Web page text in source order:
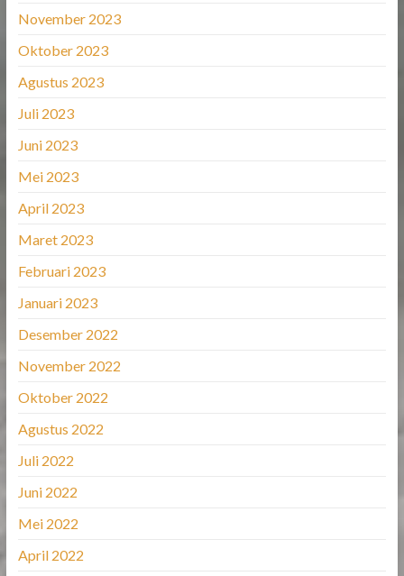
November 2023
Oktober 2023
Agustus 2023
Juli 2023
Juni 2023
Mei 2023
April 2023
Maret 2023
Februari 2023
Januari 2023
Desember 2022
November 2022
Oktober 2022
Agustus 2022
Juli 2022
Juni 2022
Mei 2022
April 2022